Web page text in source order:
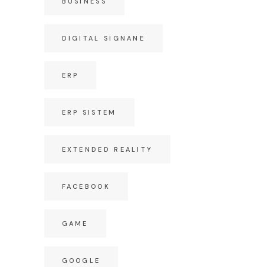
DIGITAL SIGNANE
ERP
ERP SISTEM
EXTENDED REALITY
FACEBOOK
GAME
GOOGLE